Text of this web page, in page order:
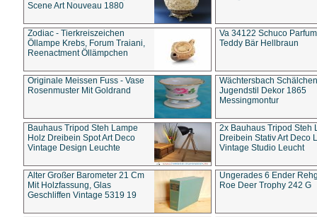
Scene Art Nouveau 1880
Zodiac - Tierkreiszeichen
Öllampe Krebs, Forum Traiani,
Reenactment Öllämpchen
Va 34122 Schuco
Teddy Bär Hellbraun
Originale Meissen Fuss - Vase
Rosenmuster Mit Goldrand
Wächtersbach Schälchen
Jugendstil Dekor 1865
Messingmontur
Bauhaus Tripod Steh Lampe
Holz Dreibein Spot Art Deco
Vintage Design Leuchte
2x Bauhaus Tripod Steh
Dreibein Stativ Art Deco
Vintage Studio Leucht
Alter Großer Barometer 21 Cm
Mit Holzfassung, Glas
Geschliffen Vintage 5319 19
Ungerades 6 Ender
Roe Deer Trophy 242 G